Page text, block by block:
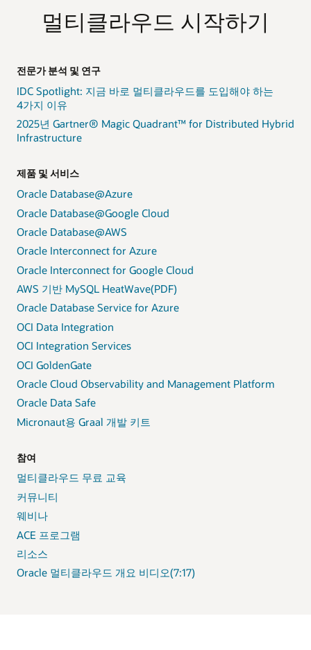
멀티클라우드 시작하기
전문가 분석 및 연구
IDC Spotlight: 지금 바로 멀티클라우드를 도입해야 하는
4가지 이유
2025년 Gartner® Magic Quadrant™ for Distributed Hybrid
Infrastructure
제품 및 서비스
Oracle Database@Azure
Oracle Database@Google Cloud
Oracle Database@AWS
Oracle Interconnect for Azure
Oracle Interconnect for Google Cloud
AWS 기반 MySQL HeatWave(PDF)
Oracle Database Service for Azure
OCI Data Integration
OCI Integration Services
OCI GoldenGate
Oracle Cloud Observability and Management Platform
Oracle Data Safe
Micronaut용 Graal 개발 키트
참여
멀티클라우드 무료 교육
커뮤니티
웨비나
ACE 프로그램
리소스
Oracle 멀티클라우드 개요 비디오(7:17)